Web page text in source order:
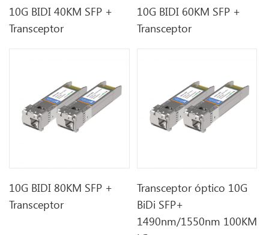
10G BIDI 40KM SFP +
Transceptor
10G BIDI 60KM SFP +
Transceptor
10G BIDI 80KM SFP +
Transceptor
Transceptor óptico 10G
BiDi SFP+
1490nm/1550nm 100KM